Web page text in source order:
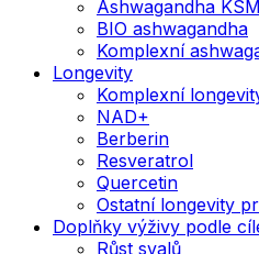
Ashwagandha
BIO ashwagandha
Komplexní
Longevity
Komplexní
NAD+
Berberin
Resveratrol
Quercetin
Ostatní longevity
Doplňky výživy podle
Růst svalů